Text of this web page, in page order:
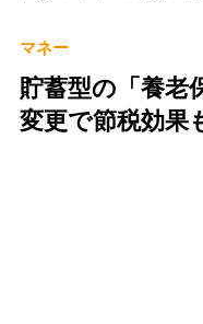
マネー
貯蓄型の「養
変更で節税効果